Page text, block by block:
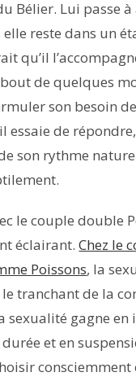
Bélier. Lui passe à
elle reste dans un
qu’il
de quelques
son besoin
essaie de
son rythme
le couple double
éclairant.Chez le
Poissons, la
tranchant de la
sexualité gagne en
et en
consciemment